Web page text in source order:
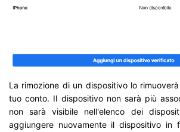
La rimozione di un dispositivo lo
tuo conto. Il dispositivo non sarà più
non sarà visibile nell'elenco dei
aggiungere nuovamente il dispositivo in